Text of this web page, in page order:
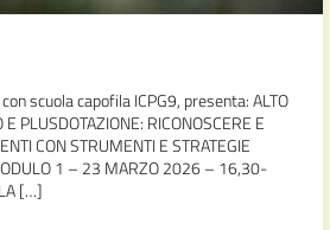
scuola capofila ICPG9, presenta: ALTO
PLUSDOTAZIONE: RICONOSCERE E
CON STRUMENTI E STRATEGIE
1 – 23 MARZO 2026 – 16,30-
[…]